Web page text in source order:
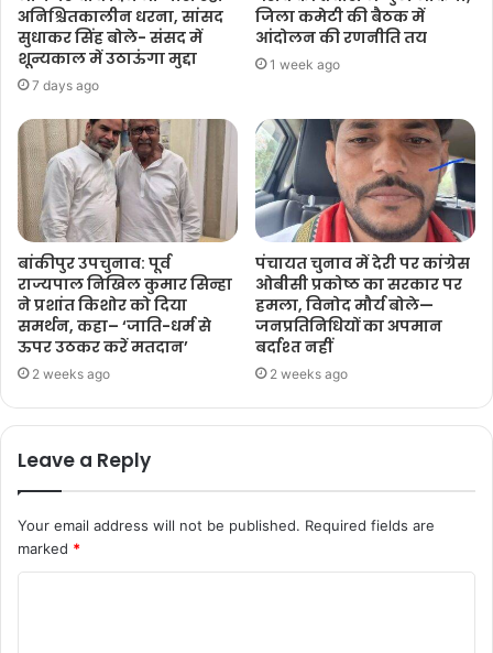
अनिश्चितकालीन धरना, सांसद
सुधाकर सिंह बोले- संसद में
शून्यकाल में उठाऊंगा मुद्दा
7 days ago
जिला कमेटी की बैठक में
आंदोलन की रणनीति तय
1 week ago
बांकीपुर उपचुनाव: पूर्व
राज्यपाल निखिल कुमार सिन्हा
ने प्रशांत किशोर को दिया
समर्थन, कहा– ‘जाति-धर्म से
ऊपर उठकर करें मतदान’
2 weeks ago
पंचायत चुनाव में देरी पर कांग्रेस
ओबीसी प्रकोष्ठ का सरकार पर
हमला, विनोद मौर्य बोले—
जनप्रतिनिधियों का अपमान
बर्दाश्त नहीं
2 weeks ago
Leave a Reply
Your email address will not be published. Required fields are
marked *